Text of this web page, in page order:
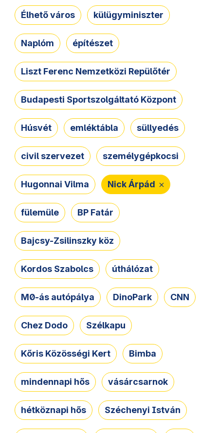
Élhető város külügyminiszter
Naplóm építészet
Liszt Ferenc Nemzetközi Repülőtér
Budapesti Sportszolgáltató Központ
Húsvét emléktábla süllyedés
civil szervezet személygépkocsi
Hugonnai Vilma Nick Árpád
fülemüle BP Fatár
Bajcsy-Zsilinszky köz
Kordos Szabolcs úthálózat
M0-ás autópálya DinoPark CNN
Chez Dodo Szélkapu
Kőris Közösségi Kert Bimba
mindennapi hős vásárcsarnok
hétköznapi hős Széchenyi István